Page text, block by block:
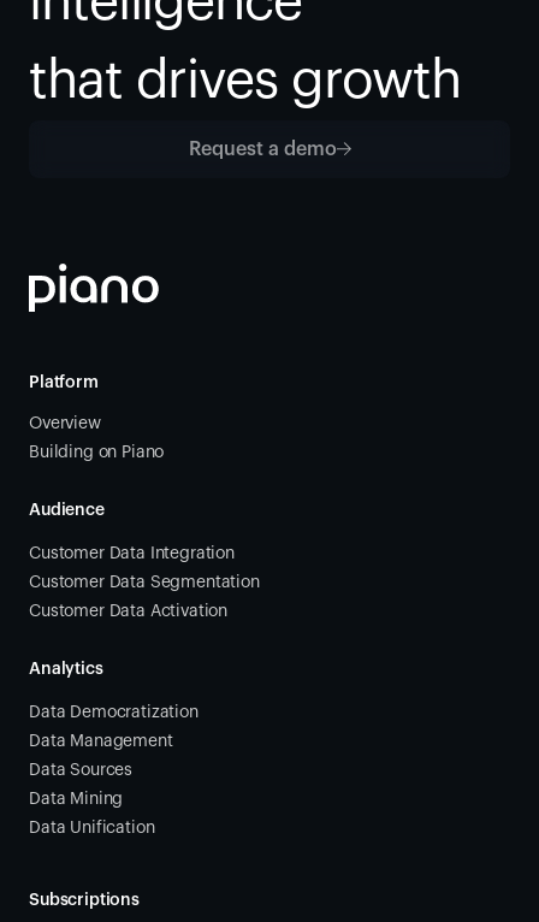
that drives growth
Request a demo
Platform
Overview
Building on Piano
Audience
Customer Data Integration
Customer Data Segmentation
Customer Data Activation
Analytics
Data Democratization
Data Management
Data Sources
Data Mining
Data Unification
Subscriptions